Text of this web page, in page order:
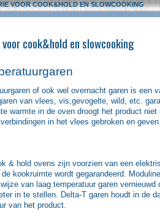
VOOR COOK&HOLD EN SLOWCOOKING
cook&hold en slowcooking
of ook wel overnacht garen is een
van vlees, vis,gevogelte, wild, etc.
warmte in de oven droogt het product
in het vlees gebroken en
& hold ovens zijn voorzien van een
kookruimte wordt gegarandeerd.
van laag temperatuur garen
in te stellen. Delta-T garen houdt in de
van het product.